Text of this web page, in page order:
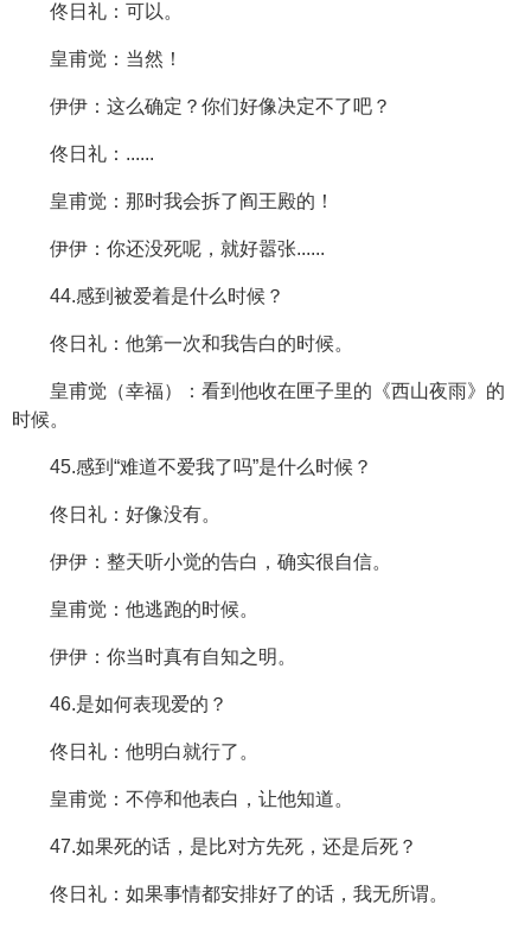
佟日礼：可以。
皇甫觉：当然！
伊伊：这么确定？你们好像决定不了吧？
佟日礼：......
皇甫觉：那时我会拆了阎王殿的！
伊伊：你还没死呢，就好嚣张......
44.感到被爱着是什么时候？
佟日礼：他第一次和我告白的时候。
皇甫觉（幸福）：看到他收在匣子里的《西山夜雨》的
时候。
45.感到“难道不爱我了吗”是什么时候？
佟日礼：好像没有。
伊伊：整天听小觉的告白，确实很自信。
皇甫觉：他逃跑的时候。
伊伊：你当时真有自知之明。
46.是如何表现爱的？
佟日礼：他明白就行了。
皇甫觉：不停和他表白，让他知道。
47.如果死的话，是比对方先死，还是后死？
佟日礼：如果事情都安排好了的话，我无所谓。